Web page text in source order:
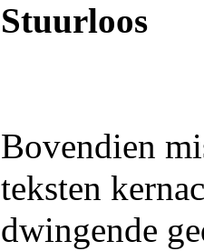
Stuurloos
Bovendien
teksten
dwingende